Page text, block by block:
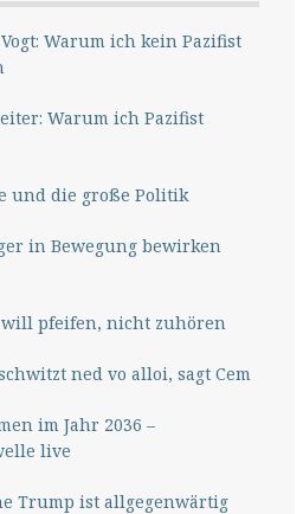
Warum ich kein Pazifist
Warum ich Pazifist
und die große Politik
in Bewegung bewirken
will pfeifen, nicht zuhören
ned vo alloi, sagt Cem
im Jahr 2036 –
live
Trump ist allgegenwärtig